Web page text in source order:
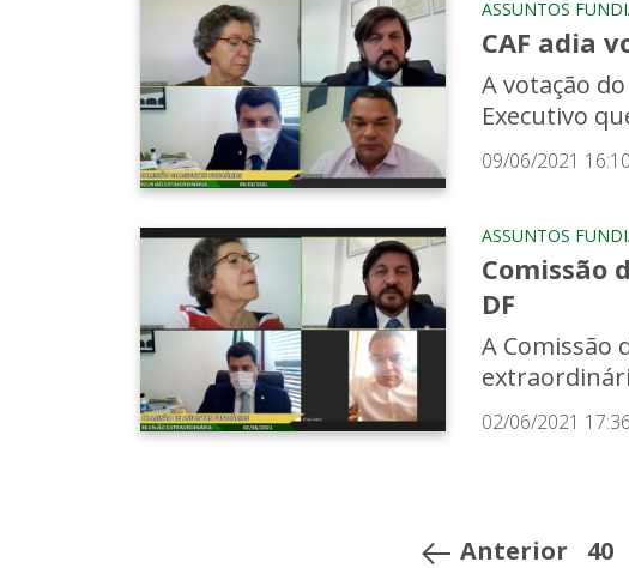
ASSUNTOS
CAF adia
A votação
Executivo
09/06/2021 16:10
ASSUNTOS
Comissão
DF
A Comissão
02/06/2021 17:36
Anterior 40